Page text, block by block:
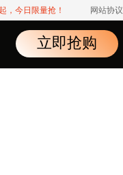
，今日限量抢！ 网站协议
立即抢购